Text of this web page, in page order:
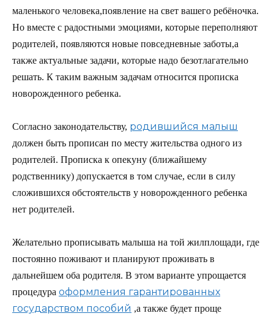
маленького человека,появление на свет вашего ребёночка.
Но вместе с радостными эмоциями, которые переполняют
родителей, появляются новые повседневные заботы,а
также актуальные задачи, которые надо безотлагательно
решать. К таким важным задачам относится прописка
новорожденного ребенка.
Согласно законодательству, родившийся малыш
должен быть прописан по месту жительства одного из
родителей. Прописка к опекуну (ближайшему
родственнику) допускается в том случае, если в силу
сложившихся обстоятельств у новорожденного ребенка
нет родителей.
Желательно прописывать малыша на той жилплощади, где
постоянно поживают и планируют проживать в
дальнейшем оба родителя. В этом варианте упрощается
процедура оформления гарантированных
государством пособий ,а также будет проще